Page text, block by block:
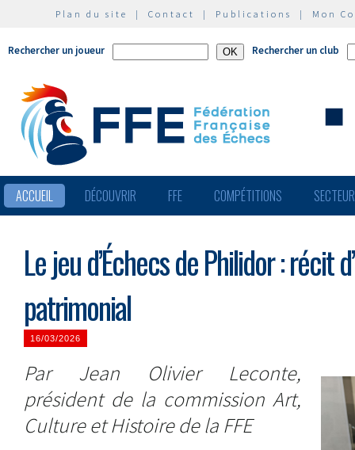
Plan du site | Contact | Publications | Mon
Rechercher un joueur Rechercher un club
ACCUEIL DÉCOUVRIR FFE COMPÉTITIONS
Le jeu d’Échecs de Philidor : récit
patrimonial
16/03/2026
Par Jean Olivier Leconte,
président de la commission Art,
Culture et Histoire de la FFE